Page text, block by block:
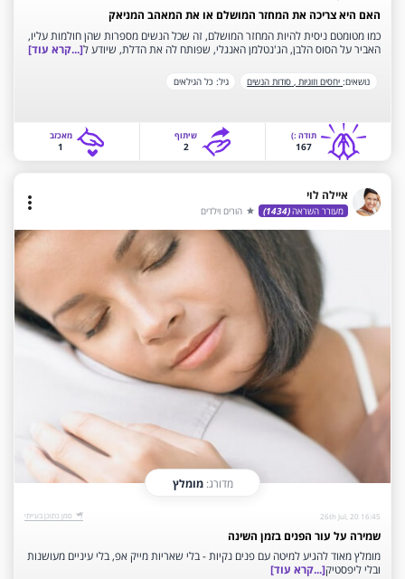
האם היא צריכה את המחזר המושלם או את המאהב המניאק
כמו מטומטם ניסית להיות המחזר המושלם, זה שכל הנשים מספרות שהן חולמות עליו,
האביר על הסוס הלבן, הג'נטלמן האנגלי, שפותח לה את הדלת, שיודע ל[...קרא עוד]
נושאים:יחסים וזוגיות , סודות הנשים גיל: כל הגילאים
167
תודה‫ :)‬
2
שיתוף
1
‫מאכזב‬
איילה לוי
מעורר השראה(1434)
star הורים וילדים more_vert
מדורג:מומלץ
26th Jul, 20 16:45 ‫סמן כתוכן בעייתי‬
שמירה על עור הפנים בזמן השינה
מומלץ מאוד להגיע למיטה עם פנים נקיות - בלי שאריות מייק אפ, בלי עיניים מעושנות
ובלי ליפסטיק[...קרא עוד]